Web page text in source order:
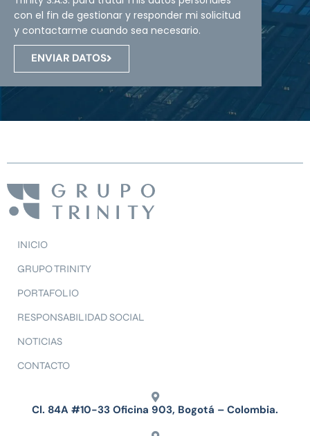
con el fin de gestionar y responder mi solicitud
y contactarme cuando sea necesario.
ENVIAR DATOS
INICIO
GRUPO TRINITY
PORTAFOLIO
RESPONSABILIDAD SOCIAL
NOTICIAS
CONTACTO
Cl. 84A #10-33 Oficina 903, Bogotá – Colombia.